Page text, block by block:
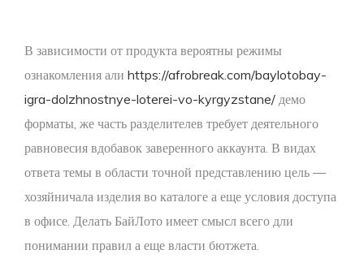
В зависимости от продукта вероятны режимы
ознакомления али https://afrobreak.com/baylotobay-
igra-dolzhnostnye-loterei-vo-kyrgyzstane/ демо
форматы, же часть разделителев требует деятельного
равновесия вдобавок заверенного аккаунта. В видах
ответа темы в области точной представлению цель —
хозяйничала изделия во каталоге а еще условия доступа
в офисе. Делать БайЛото имеет смысл всего дли
понимании правил а еще власти бютжета.